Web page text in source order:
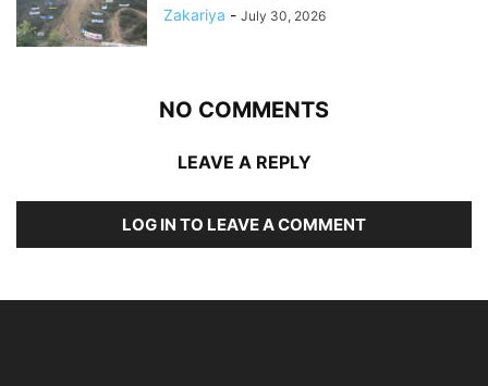
Zakariya - July 30, 2026
NO COMMENTS
LEAVE A REPLY
LOG IN TO LEAVE A COMMENT